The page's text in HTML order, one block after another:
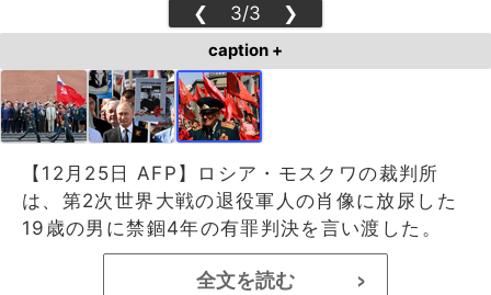
❮ 3/3 ❯
caption +
【12月25日 AFP】ロシア・モスクワの裁判所
は、第2次世界大戦の退役軍人の肖像に放尿した
19歳の男に禁錮4年の有罪判決を言い渡した。
全文を読む >